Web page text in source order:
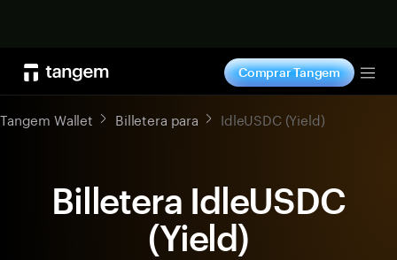
Comprar Tangem
Tangem Wallet Billetera para IdleUSDC (Yield)
Billetera IdleUSDC
(Yield)